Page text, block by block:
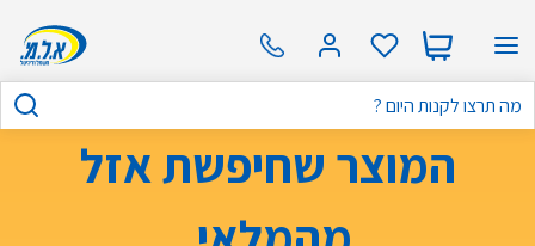
המוצר שחיפשת אזל